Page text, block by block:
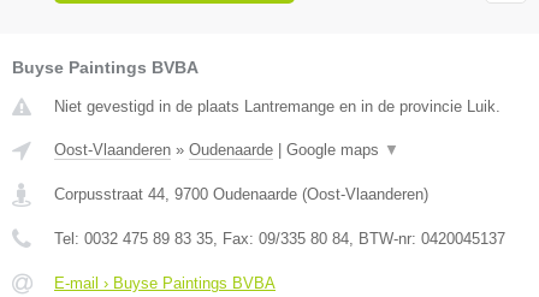
Buyse Paintings BVBA
Niet gevestigd in de plaats Lantremange en in de provincie Luik.
Oost-Vlaanderen » Oudenaarde Google maps ▼
Corpusstraat 44 9700 Oudenaarde (Oost-Vlaanderen)
Tel: 0032 475 89 83 35 , Fax: 09/335 80 84 , BTW-nr: 0420045137
E-mail › Buyse Paintings BVBA